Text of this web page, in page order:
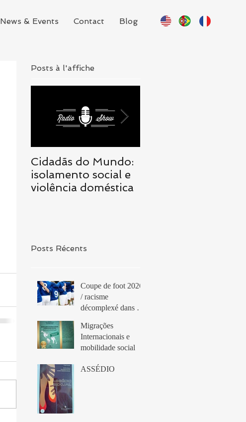
News & Events Contact Blog
Posts à l'affiche
Cidadãs do Mundo:
isolamento social e
violência doméstica
Posts Récents
Coupe de foot 2026
/ racisme
décomplexé dans le
Migrações
Internacionais e
mobilidade social
ASSÉDIO